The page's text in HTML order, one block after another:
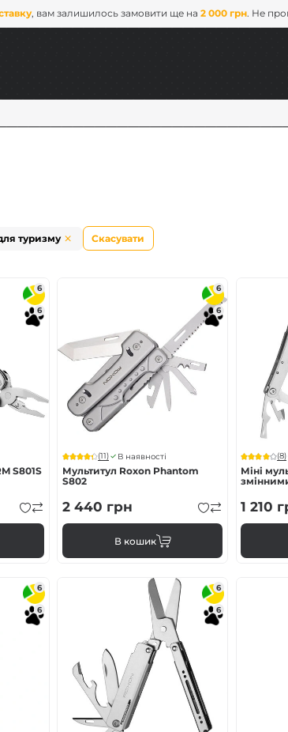
, вам залишилось замовити ще на2 000 грн. Не
туризму Скасувати
6
6
S801S
6
6
(11) В наявності
Мультитул Roxon Phantom
S802
2 440 грн
В кошик
(8)
Міні
1 210
6
6
6
6